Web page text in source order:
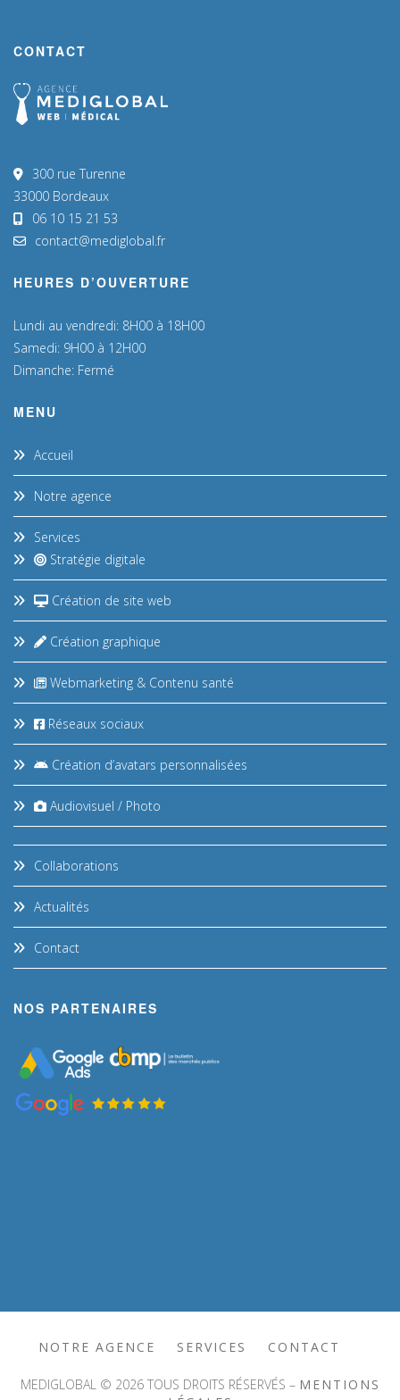
CONTACT
300 rue Turenne
33000 Bordeaux
06 10 15 21 53
contact@mediglobal.fr
HEURES D’OUVERTURE
Lundi au vendredi: 8H00 à 18H00
Samedi: 9H00 à 12H00
Dimanche: Fermé
MENU
Accueil
Notre agence
Services
Stratégie digitale
Création de site web
Création graphique
Webmarketing & Contenu santé
Réseaux sociaux
Création d’avatars personnalisées
Audiovisuel / Photo
Collaborations
Actualités
Contact
NOS PARTENAIRES
NOTRE AGENCE SERVICES CONTACT
MEDIGLOBAL © 2026 TOUS DROITS RÉSERVÉS – MENTIONS